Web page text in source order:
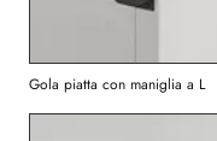
Gola piatta con maniglia a L